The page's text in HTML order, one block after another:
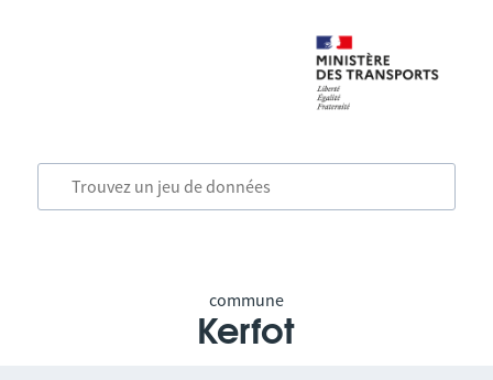
commune
Kerfot